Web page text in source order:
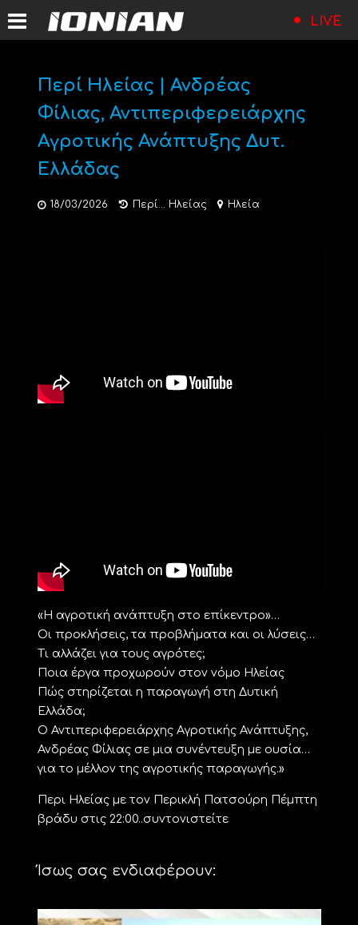
LIVE
Περί Ηλείας | Ανδρέας
Φίλιας, Αντιπεριφερειάρχης
Αγροτικής Ανάπτυξης Δυτ.
Ελλάδας
18/03/2026 Περί... Ηλείας Ηλεία
«Η αγροτική ανάπτυξη στο επίκεντρο»…
Οι προκλήσεις, τα προβλήματα και οι λύσεις…
Τι αλλάζει για τους αγρότες;
Ποια έργα προχωρούν στον νόμο Ηλείας
Πώς στηρίζεται η παραγωγή στη Δυτική
Ελλάδα;
Ο Αντιπεριφερειάρχης Αγροτικής Ανάπτυξης,
Ανδρέας Φίλιας σε μια συνέντευξη με ουσία…
για το μέλλον της αγροτικής παραγωγής.»
Περι Ηλείας με τον Περικλή Πατσούρη Πέμπτη
βράδυ στις 22:00..συντονιστείτε
Ίσως σας ενδιαφέρουν: